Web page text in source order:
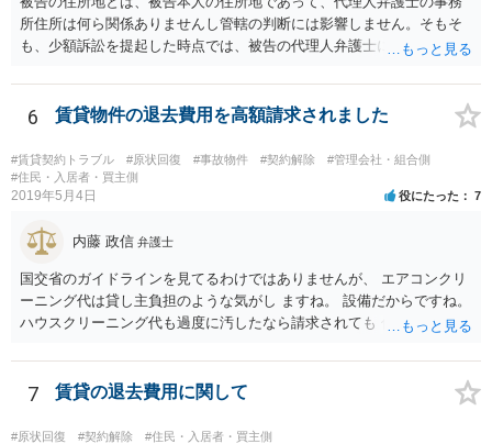
所住所は何ら関係ありませんし管轄の判断には影響しません。そもそ
も、少額訴訟を提起した時点では、被告の代理人弁護士には民事訴訟
6 賃貸物件の退去費用を高額請求されました
#賃貸契約トラブル #原状回復 #事故物件 #契約解除
#管理会社・組合側
#住民・入居者・買主側
2019年5月4日 役にたった 7
内藤 政信 弁護士
国交省のガイドラインを見てるわけではありませんが、 エアコンクリ
ーニング代は貸し主負担のような気がし ますね。 設備だからですね。
ハウスクリーニング代も過度に汚したなら請求されても 仕方ないでし
の借主のための清掃だと思いますね。 ほっといて争ってみたらいいで
しょう。
7 賃貸の退去費用に関して
#原状回復 #契約解除 #住民・入居者・買主側